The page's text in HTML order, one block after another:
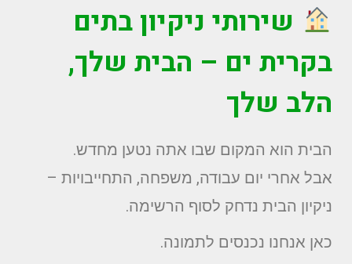
שירותי ניקיון בתים
בקרית ים – הבית שלך,
הלב שלך
הבית הוא המקום שבו אתה נטען מחדש.
אבל אחרי יום עבודה, משפחה, התחייבויות –
ניקיון הבית נדחק לסוף הרשימה.
כאן אנחנו נכנסים לתמונה.